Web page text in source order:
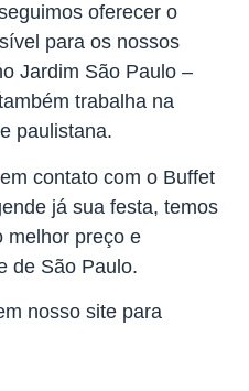
oferecer o
para os nossos
Jardim São Paulo –
trabalha na
paulistana.
contato com o Buffet
já sua festa, temos
melhor preço e
de São Paulo.
nosso site para